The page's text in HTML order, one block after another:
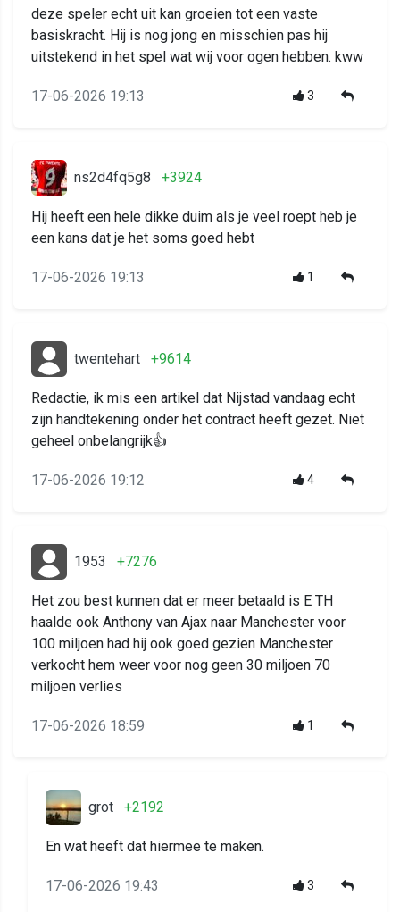
deze speler echt uit kan groeien tot een vaste
basiskracht. Hij is nog jong en misschien pas hij
uitstekend in het spel wat wij voor ogen hebben. kww
17-06-2026 19:13 3
ns2d4fq5g8 +3924
Hij heeft een hele dikke duim als je veel roept heb je
een kans dat je het soms goed hebt
17-06-2026 19:13 1
twentehart +9614
Redactie, ik mis een artikel dat Nijstad vandaag echt
zijn handtekening onder het contract heeft gezet. Niet
geheel onbelangrijk👍
17-06-2026 19:12 4
1953 +7276
Het zou best kunnen dat er meer betaald is E TH
haalde ook Anthony van Ajax naar Manchester voor
100 miljoen had hij ook goed gezien Manchester
verkocht hem weer voor nog geen 30 miljoen 70
miljoen verlies
17-06-2026 18:59 1
grot +2192
En wat heeft dat hiermee te maken.
17-06-2026 19:43 3